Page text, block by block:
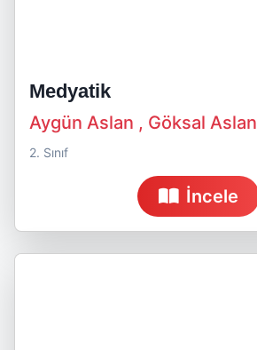
Medyatik
Aygün Aslan , Göksal Aslan
2. Sınıf
İncele